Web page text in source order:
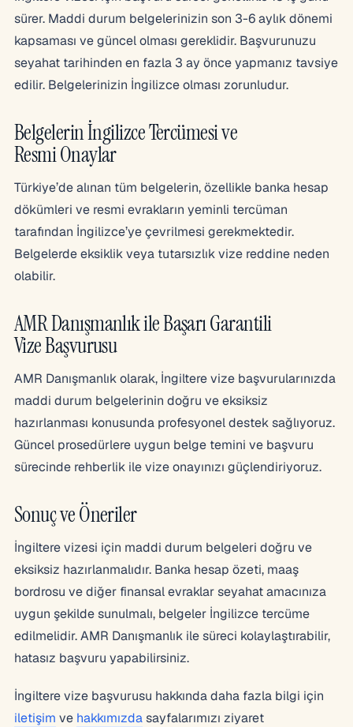
sürer. Maddi durum belgelerinizin son 3-6 aylık dönemi
kapsaması ve güncel olması gereklidir. Başvurunuzu
seyahat tarihinden en fazla 3 ay önce yapmanız tavsiye
edilir. Belgelerinizin İngilizce olması zorunludur.
Belgelerin İngilizce Tercümesi ve
Resmi Onaylar
Türkiye’de alınan tüm belgelerin, özellikle banka hesap
dökümleri ve resmi evrakların yeminli tercüman
tarafından İngilizce’ye çevrilmesi gerekmektedir.
Belgelerde eksiklik veya tutarsızlık vize reddine neden
olabilir.
AMR Danışmanlık ile Başarı Garantili
Vize Başvurusu
AMR Danışmanlık olarak, İngiltere vize başvurularınızda
maddi durum belgelerinin doğru ve eksiksiz
hazırlanması konusunda profesyonel destek sağlıyoruz.
Güncel prosedürlere uygun belge temini ve başvuru
sürecinde rehberlik ile vize onayınızı güçlendiriyoruz.
Sonuç ve Öneriler
İngiltere vizesi için maddi durum belgeleri doğru ve
eksiksiz hazırlanmalıdır. Banka hesap özeti, maaş
bordrosu ve diğer finansal evraklar seyahat amacınıza
uygun şekilde sunulmalı, belgeler İngilizce tercüme
edilmelidir. AMR Danışmanlık ile süreci kolaylaştırabilir,
hatasız başvuru yapabilirsiniz.
İngiltere vize başvurusu hakkında daha fazla bilgi için
iletişim ve hakkımızdasayfalarımızı ziyaret